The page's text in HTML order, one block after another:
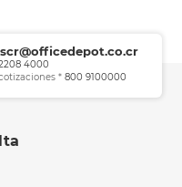
4000
*800 9100000